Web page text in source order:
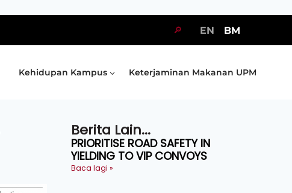
🔎 EN BM
Kehidupan Kampus Keterjaminan Makanan UPM
Berita Lain...
PRIORITISE ROAD SAFETY IN
YIELDING TO VIP CONVOYS
Baca lagi »